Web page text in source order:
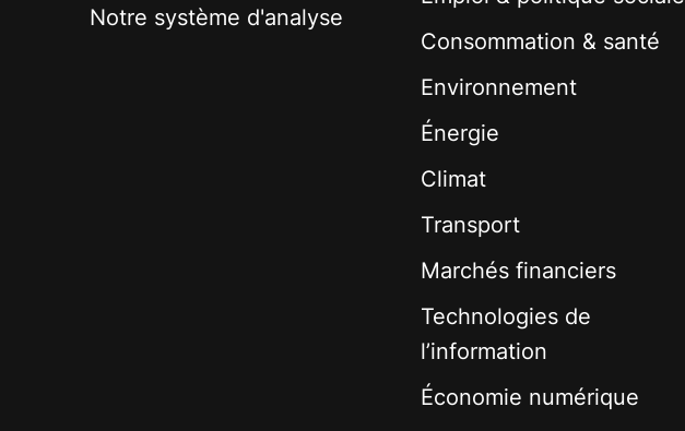
Notre système d'analyse
Consommation & santé
Environnement
Énergie
Climat
Transport
Marchés financiers
Technologies de
l’information
Économie numérique